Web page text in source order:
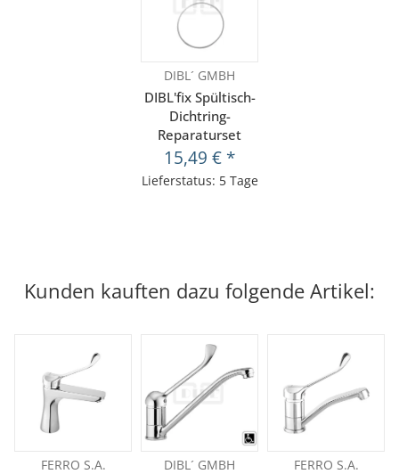
DIBL´ GMBH
DIBL'fix Spültisch-
Dichtring-
Reparaturset
15,49 € *
Lieferstatus: 5 Tage
Kunden kauften dazu folgende Artikel:
FERRO S.A. DIBL´ GMBH FERRO S.A.